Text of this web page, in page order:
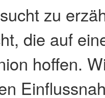
zu
die auf
hoffen.